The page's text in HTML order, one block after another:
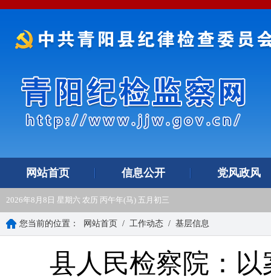
网站首页 信息公开 党风政风
2026年8月8日 星期六 农历 丙午年(马) 五月初三
您当前的位置： 网站首页 / 工作动态 / 基层信息
县人民检察院：